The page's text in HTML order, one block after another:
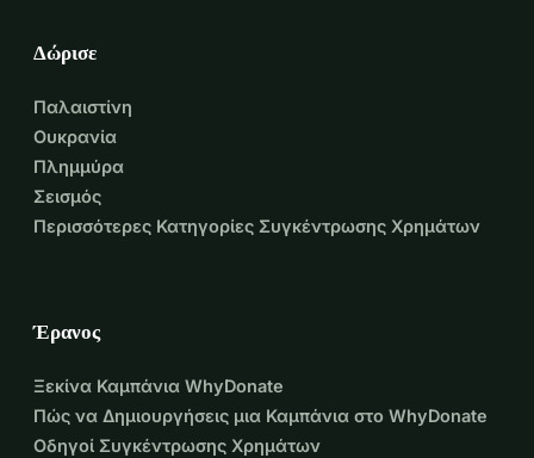
Δώρισε
Παλαιστίνη
Ουκρανία
Πλημμύρα
Σεισμός
Περισσότερες Κατηγορίες Συγκέντρωσης Χρημάτων
Έρανος
Ξεκίνα Καμπάνια WhyDonate
Πώς να Δημιουργήσεις μια Καμπάνια στο WhyDonate
Οδηγοί Συγκέντρωσης Χρημάτων